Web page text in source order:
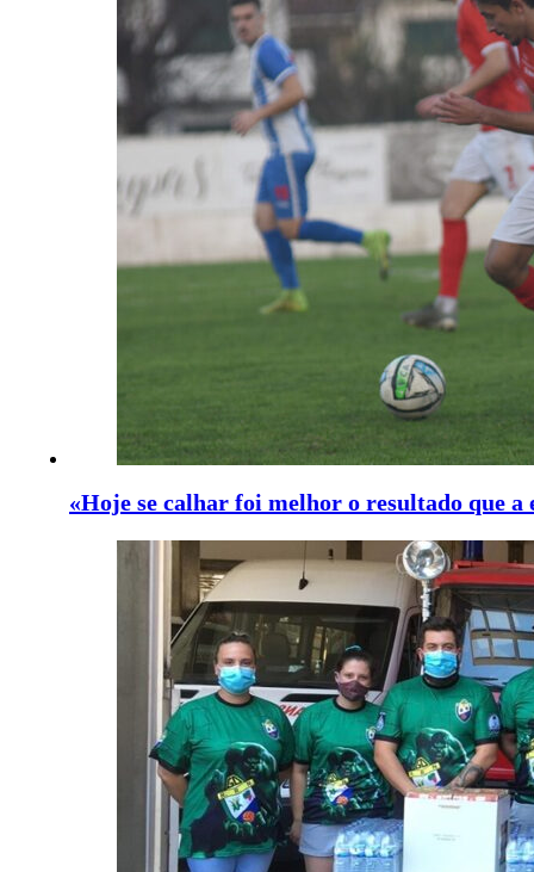
«Hoje se calhar foi melhor o resultado que a